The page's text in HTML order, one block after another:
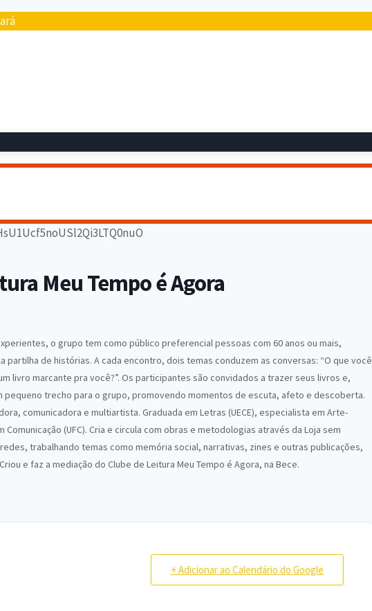
Meu Tempo é Agora
o grupo tem como público preferencial pessoas com 60 anos ou mais,
partilha de histórias. A cada encontro, dois temas conduzem as conversas: “O que você
livro marcante pra você?”. Os participantes são convidados a trazer seus livros e,
pequeno trecho para o grupo, promovendo momentos de escuta, afeto e descoberta.
comunicadora e multiartista. Graduada em Letras (UECE), especialista em Arte-
Comunicação (UFC). Cria e circula com obras e metodologias através da Loja sem
trabalhando temas como memória social, narrativas, zines e outras publicações,
e faz a mediação do Clube de Leitura Meu Tempo é Agora, na Bece.
+ Adicionar ao Calendário do Google